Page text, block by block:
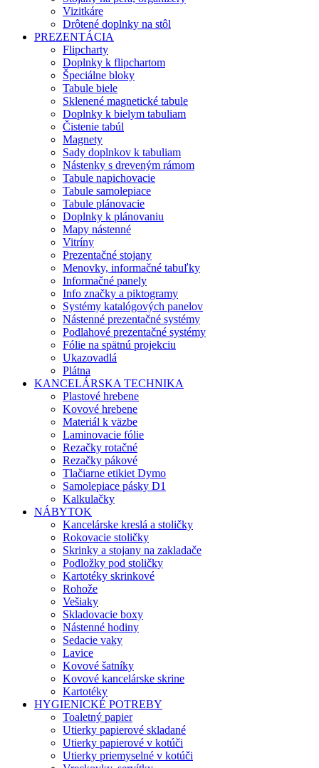
Vizitkáre
Drôtené doplnky na stôl
PREZENTÁCIA
Flipcharty
Doplnky k flipchartom
Špeciálne bloky
Tabule biele
Sklenené magnetické tabule
Doplnky k bielym tabuliam
Čistenie tabúl
Magnety
Sady doplnkov k tabuliam
Nástenky s dreveným rámom
Tabule napichovacie
Tabule samolepiace
Tabule plánovacie
Doplnky k plánovaniu
Mapy nástenné
Vitríny
Prezentačné stojany
Menovky, informačné tabuľky
Informačné panely
Info značky a piktogramy
Systémy katalógových panelov
Nástenné prezentačné systémy
Podlahové prezentačné systémy
Fólie na spätnú projekciu
Ukazovadlá
Plátna
KANCELÁRSKA TECHNIKA
Plastové hrebene
Kovové hrebene
Materiál k väzbe
Laminovacie fólie
Rezačky rotačné
Rezačky pákové
Tlačiarne etikiet Dymo
Samolepiace pásky D1
Kalkulačky
NÁBYTOK
Kancelárske kreslá a stoličky
Rokovacie stoličky
Skrinky a stojany na zakladače
Podložky pod stoličky
Kartotéky skrinkové
Rohože
Vešiaky
Skladovacie boxy
Nástenné hodiny
Sedacie vaky
Lavice
Kovové šatníky
Kovové kancelárske skrine
Kartotéky
HYGIENICKÉ POTREBY
Toaletný papier
Utierky papierové skladané
Utierky papierové v kotúči
Utierky priemyselné v kotúči